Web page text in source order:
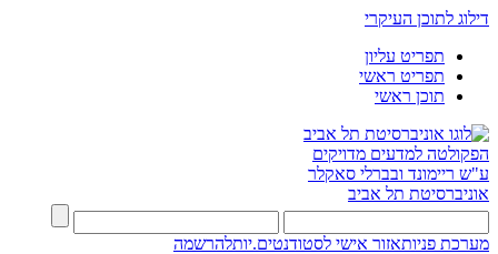
דילוג לתוכן העיקרי
תפריט עליון
תפריט ראשי
תוכן ראשי
הפקולטה למדעים מדויקים
ע"ש ריימונד ובברלי סאקלר
אוניברסיטת תל אביב
מערכת פניותאזור אישי לסטודנטים.יותלהרשמה